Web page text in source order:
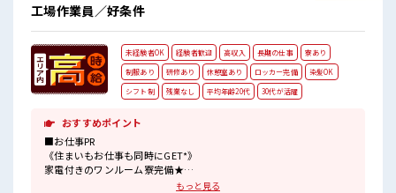
工場作業員／好条件
未経験者OK 経験者歓迎 高収入 長期の仕事
寮あり
制服あり
研修あり 休憩室あり ロッカー完備
染髪OK
シフト制
残業なし 平均年齢20代 30代が活躍
おすすめポイント
■お仕事PR
《住まいもお仕事も同時にGET*》
家電付きのワンルーム寮完備★
このお仕事の条件いいのに勤務地までちょっと遠くて…
もっと見る